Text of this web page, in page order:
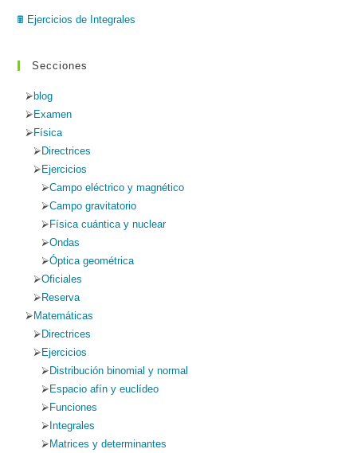
🖩 Ejercicios de Integrales
Secciones
blog
Examen
Física
Directrices
Ejercicios
Campo eléctrico y magnético
Campo gravitatorio
Física cuántica y nuclear
Ondas
Óptica geométrica
Oficiales
Reserva
Matemáticas
Directrices
Ejercicios
Distribución binomial y normal
Espacio afín y euclídeo
Funciones
Integrales
Matrices y determinantes